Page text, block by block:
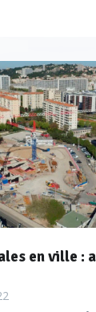
La solution
plus simple et
Les
Les coûts
par an et par
en ville :